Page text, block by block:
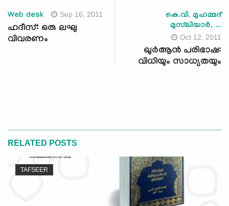
Web desk Sep 16, 2011
ഹദീസ്: ഒരു ലഘു
വിവരണം
കെ.വി. മുഹമ്മദ്
മുസ്‌ലിയാര്‍, ...
Oct 12, 2011
ഖുര്‍ആന്‍ പരിഭാഷ:
വിധിയും സാധ്യതയും
RELATED POSTS
TAFSEER